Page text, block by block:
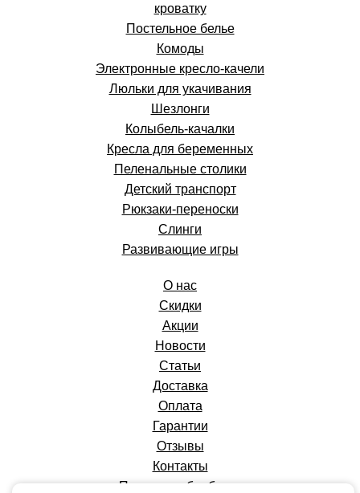
кроватку
Постельное белье
Комоды
Электронные кресло-качели
Люльки для укачивания
Шезлонги
Колыбель-качалки
Кресла для беременных
Пеленальные столики
Детский транспорт
Рюкзаки-переноски
Слинги
Развивающие игры
О нас
Скидки
Акции
Новости
Статьи
Доставка
Оплата
Гарантии
Отзывы
Контакты
Политика обработки